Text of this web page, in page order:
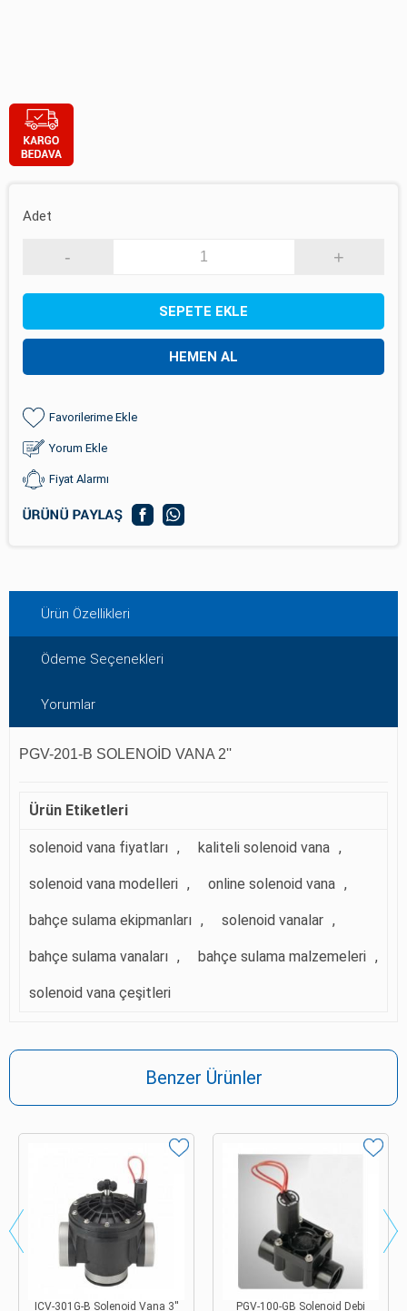
Adet
- +
SEPETE EKLE
HEMEN AL
Favorilerime Ekle
Yorum Ekle
Fiyat Alarmı
Ürün Özellikleri
Ödeme Seçenekleri
Yorumlar
PGV-201-B SOLENOİD VANA 2''
Ürün Etiketleri
solenoid vana fiyatları , kaliteli solenoid vana ,
solenoid vana modelleri , online solenoid vana ,
bahçe sulama ekipmanları , solenoid vanalar ,
bahçe sulama vanaları , bahçe sulama malzemeleri ,
solenoid vana çeşitleri
Benzer Ürünler
ICV-301G-B Solenoid Vana 3'' PGV-100-GB Solenoid Debi